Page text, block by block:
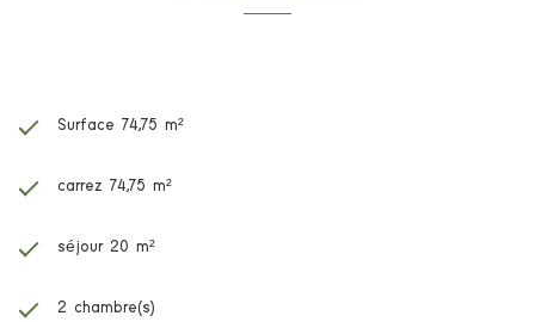
Surface 74,75 m²
carrez 74,75 m²
séjour 20 m²
2 chambre(s)